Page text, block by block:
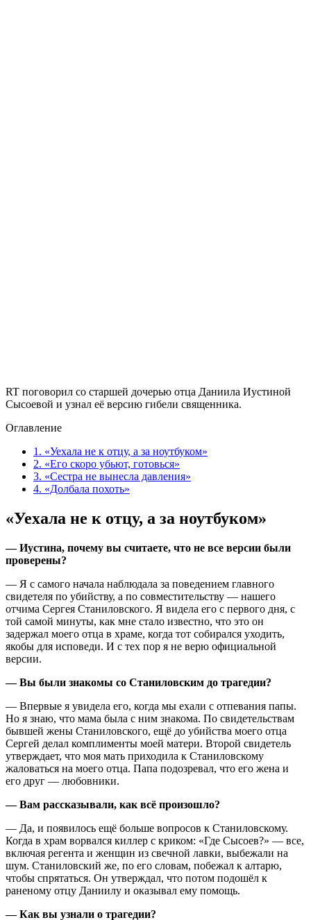
RT поговорил со старшей дочерью отца Даниила Иустиной
Сысоевой и узнал её версию гибели священника.
Оглавление
1. «Уехала не к отцу, а за ноутбуком»
2. «Его скоро убьют, готовься»
3. «Сестра не вынесла давления»
4. «Долбала похоть»
«Уехала не к отцу, а за ноутбуком»
— Иустина, почему вы считаете, что не все версии были
проверены?
— Я с самого начала наблюдала за поведением главного
свидетеля по убийству, а по совместительству — нашего
отчима Сергея Станиловского. Я видела его с первого дня, с
той самой минуты, как мне стало известно, что это он
задержал моего отца в храме, когда тот собирался уходить,
якобы для исповеди. И с тех пор я не верю официальной
версии.
— Вы были знакомы со Станиловским до трагедии?
— Впервые я увидела его, когда мы ехали с отпевания папы.
Но я знаю, что мама была с ним знакома. По свидетельствам
бывшей жены Станиловского, ещё до убийства моего отца
Сергей делал комплименты моей матери. Второй свидетель
утверждает, что моя мать приходила к Станиловскому
жаловаться на моего отца. Папа подозревал, что его жена и
его друг — любовники.
— Вам рассказывали, как всё произошло?
— Да, и появилось ещё больше вопросов к Станиловскому.
Когда в храм ворвался киллер с криком: «Где Сысоев?» — все,
включая регента и женщин из свечной лавки, выбежали на
шум. Станиловский же, по его словам, побежал к алтарю,
чтобы спрятаться. Он утверждал, что потом подошёл к
раненому отцу Даниилу и оказывал ему помощь.
— Как вы узнали о трагедии?